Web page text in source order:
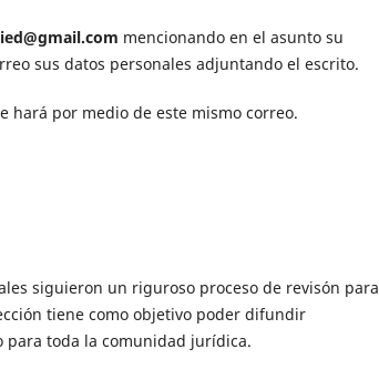
mencionando en el asunto su
sus datos personales adjuntando el escrito.
hará por medio de este mismo correo.
siguieron un riguroso proceso de revisón para
tiene como objetivo poder difundir
para toda la comunidad jurídica.